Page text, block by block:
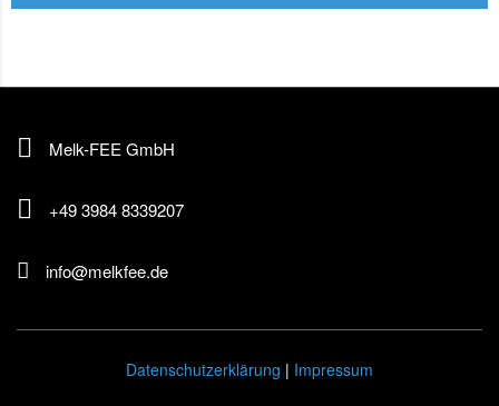
Melk-FEE GmbH
+49 3984 8339207
info@melkfee.de
Datenschutzerklärung | Impressum